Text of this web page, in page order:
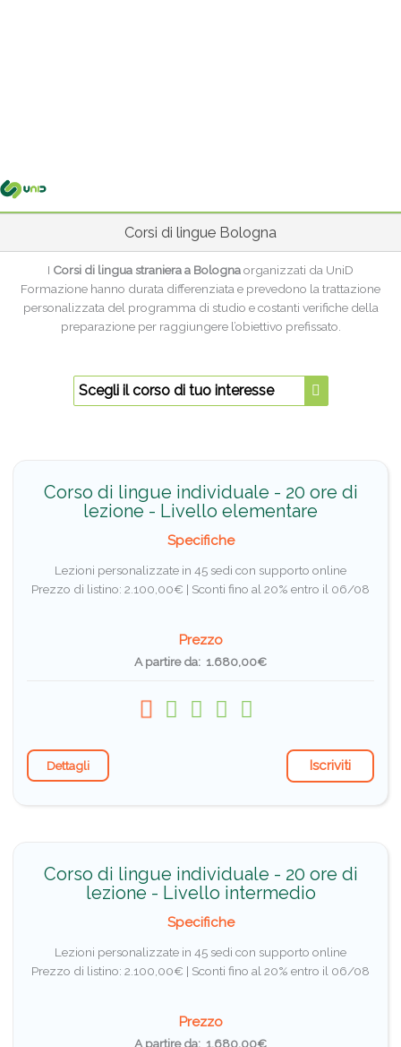
Corsi di lingue Bologna
I Corsi di lingua straniera a Bolognaorganizzati da UniD
Formazione hanno durata differenziata e prevedono la trattazione
personalizzata del programma di studio e costanti verifiche della
preparazione per raggiungere l’obiettivo prefissato.
Scegli il corso di tuo interesse
Corso di lingue individuale - 20 ore di
lezione - Livello elementare
Specifiche
Lezioni personalizzate in 45 sedi con supporto online
Prezzo di listino: 2.100,00€ | Sconti fino al 20% entro il 06/08
Prezzo
A partire da: 1.680,00€
Dettagli Iscriviti
Corso di lingue individuale - 20 ore di
lezione - Livello intermedio
Specifiche
Lezioni personalizzate in 45 sedi con supporto online
Prezzo di listino: 2.100,00€ | Sconti fino al 20% entro il 06/08
Prezzo
A partire da: 1.680,00€